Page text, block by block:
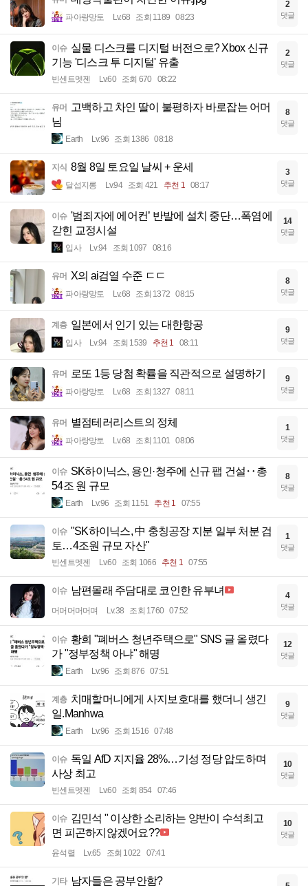
파아랑망토 Lv.68 조회 1189 08:23
2
댓글
이슈 실물 디스크를 디지털 버전으로? Xbox 신규
기능 '디스크 투 디지털' 유출
빈센트멧젠 Lv.60 조회 670 08:22
2
댓글
유머
고백하고 차인 딸이 불평하자 바로잡는 어머
님
Earth Lv.96 조회 1386 08:18
8
댓글
지식 8월 8일 토요일 날씨 + 운세
달섭지롱 Lv.94 조회 421 추천 1 08:17
3
댓글
이슈 '범죄자에 에어컨’ 반발에 설치 중단…폭염에
갇힌 교정시설
입사 Lv.94 조회 1097 08:16
14
댓글
유머 X의 ai검열 수준 ㄷㄷ
파아랑망토 Lv.68 조회 1372 08:15
8
댓글
계층 일본에서 인기 있는 대한항공
입사 Lv.94 조회 1539 추천 1 08:11
9
댓글
유머 로또 1등 당첨 확률을 직관적으로 설명하기
파아랑망토 Lv.68 조회 1327 08:11
9
댓글
유머 별점테러리스트의 정체
파아랑망토 Lv.68 조회 1101 08:06
1
댓글
이슈 SK하이닉스, 용인·청주에 신규 팹 건설‥총
54조 원 규모
Earth Lv.96 조회 1151 추천 1 07:55
8
댓글
이슈 "SK하이닉스, 中 충칭공장 지분 일부 처분 검
토…4조원 규모 자산"
빈센트멧젠 Lv.60 조회 1066 추천 1 07:55
1
댓글
이슈 남편몰래 주담대로 코인한 유부녀
머머머머머며 Lv.38 조회 1760 07:52
4
댓글
이슈 황희 "폐버스 청년주택으로" SNS 글 올렸다
가 "정부정책 아냐" 해명
Earth Lv.96 조회 876 07:51
12
댓글
계층 치매할머니에게 사지보호대를 했더니 생긴
일.Manhwa
Earth Lv.96 조회 1516 07:48
9
댓글
이슈 독일 AfD 지지율 28%…기성 정당 압도하며
사상 최고
빈센트멧젠 Lv.60 조회 854 07:46
10
댓글
이슈 김민석 " 이상한 소리하는 양반이 수석최고
면 피곤하지않겠어요??
윤석렬 Lv.65 조회 1022 07:41
10
댓글
기타 남자들은 공부안함?